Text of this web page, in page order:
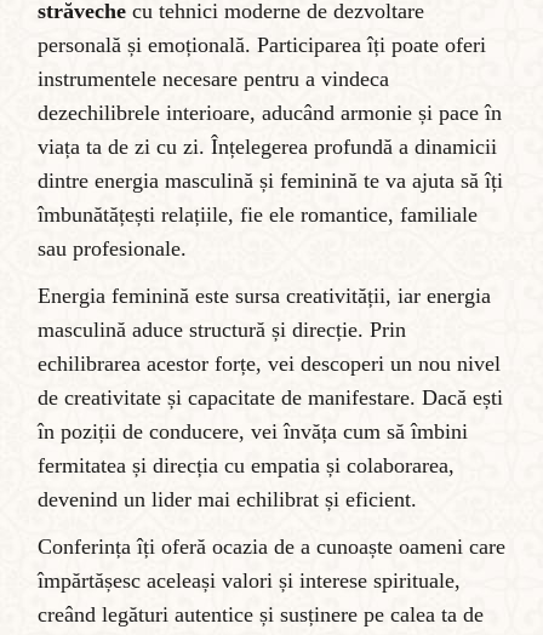
străvechecu tehnici moderne de dezvoltare
personală și emoțională. Participarea îți poate oferi
instrumentele necesare pentru a vindeca
dezechilibrele interioare, aducând armonie și pace în
viața ta de zi cu zi. Înțelegerea profundă a dinamicii
dintre energia masculină și feminină te va ajuta să îți
îmbunătățești relațiile, fie ele romantice, familiale
sau profesionale.
Energia feminină este sursa creativității, iar energia
masculină aduce structură și direcție. Prin
echilibrarea acestor forțe, vei descoperi un nou nivel
de creativitate și capacitate de manifestare. Dacă ești
în poziții de conducere, vei învăța cum să îmbini
fermitatea și direcția cu empatia și colaborarea,
devenind un lider mai echilibrat și eficient.
Conferința îți oferă ocazia de a cunoaște oameni care
împărtășesc aceleași valori și interese spirituale,
creând legături autentice și susținere pe calea ta de